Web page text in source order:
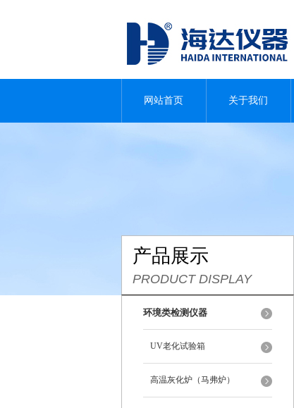
网站首页 关于我们
产品展示
PRODUCT DISPLAY
环境类检测仪器
UV老化试验箱
高温灰化炉（马弗炉）